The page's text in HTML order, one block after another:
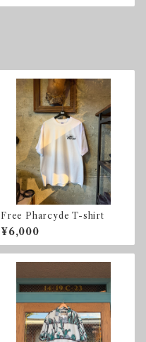
Free Pharcyde T-shirt
¥6,000